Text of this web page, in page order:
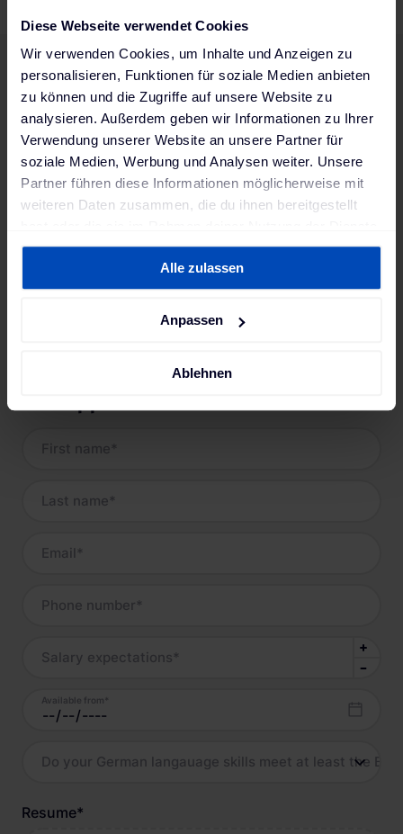
Diese Webseite verwendet Cookies
Wir verwenden Cookies, um Inhalte und Anzeigen zu
personalisieren, Funktionen für soziale Medien anbieten
zu können und die Zugriffe auf unsere Website zu
analysieren. Außerdem geben wir Informationen zu Ihrer
Verwendung unserer Website an unsere Partner für
soziale Medien, Werbung und Analysen weiter. Unsere
Partner führen diese Informationen möglicherweise mit
weiteren Daten zusammen, die du ihnen bereitgestellt
gesammelt haben. Weitere Informationen findest du in
Datenschutzerklärungund unserem
Impressum.
Alle zulassen
Anpassen
Ablehnen
First name *
Last name*
Email *
Phone number *
Salary expectations *
Available from *
Do your German langauage skills meet at least the B2
Resume*
Passt du zu uns?
Vielfalt bereichert unser Team und macht uns stärker.
Unabhängig von Herkunft, Geschlecht, Alter, sexueller
Orientierung, Religion oder einer möglichen Behinderung –
bei uns ist jede:r willkommen! Wir freuen uns auf deine
Bewerbung und darauf, gemeinsam Großes zu erreichen.
Your contact person
Vanessa Endres